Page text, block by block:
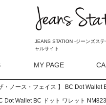
JEANS STATION -ジーンズス
ャルサイト
MY PAGE
・ノース・フェイス 】 BC Dot
Dot Wallet BC ドット ワレット